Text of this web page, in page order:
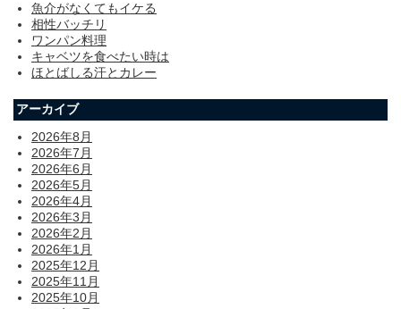
魚介がなくてもイケる
相性バッチリ
ワンパン料理
キャベツを食べたい時は
ほとばしる汗とカレー
アーカイブ
2026年8月
2026年7月
2026年6月
2026年5月
2026年4月
2026年3月
2026年2月
2026年1月
2025年12月
2025年11月
2025年10月